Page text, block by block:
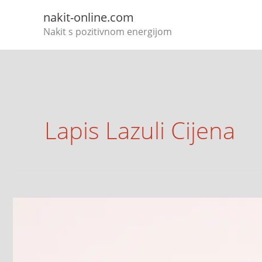
nakit-online.com
Nakit s pozitivnom energijom
Lapis Lazuli Cijena